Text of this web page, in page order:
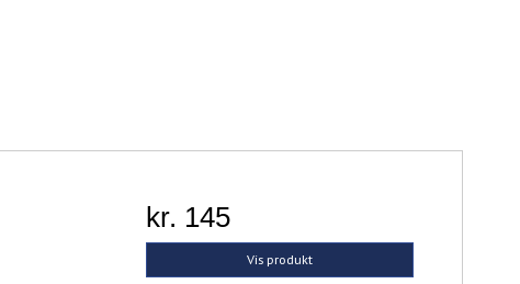
kr. 145
Vis produkt